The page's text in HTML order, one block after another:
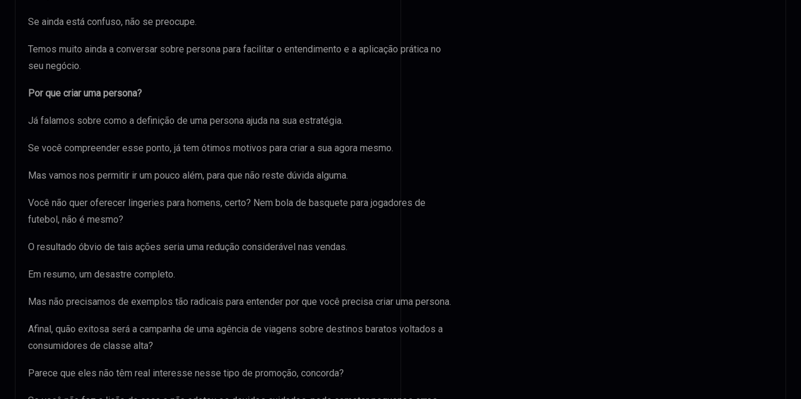
Se ainda está confuso, não se preocupe.
Temos muito ainda a conversar sobre persona para facilitar o entendimento e a aplicação prática no
seu negócio.
Por que criar uma persona?
Já falamos sobre como a definição de uma persona ajuda na sua estratégia.
Se você compreender esse ponto, já tem ótimos motivos para criar a sua agora mesmo.
Mas vamos nos permitir ir um pouco além, para que não reste dúvida alguma.
Você não quer oferecer lingeries para homens, certo? Nem bola de basquete para jogadores de
futebol, não é mesmo?
O resultado óbvio de tais ações seria uma redução considerável nas vendas.
Em resumo, um desastre completo.
Mas não precisamos de exemplos tão radicais para entender por que você precisa criar uma persona.
Afinal, quão exitosa será a campanha de uma agência de viagens sobre destinos baratos voltados a
consumidores de classe alta?
Parece que eles não têm real interesse nesse tipo de promoção, concorda?